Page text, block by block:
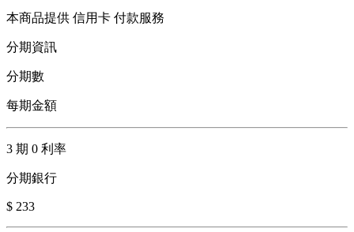
本商品提供 信用卡 付款服務
分期資訊
分期數
每期金額
3 期 0 利率
分期銀行
$ 233